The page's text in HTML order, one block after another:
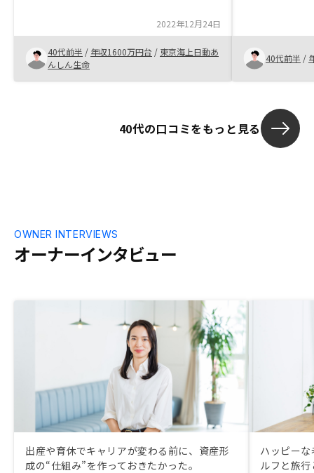
き部屋になってしまうリスクや、漠然とし
た投資への不安が大きいのではないかと思
うので、丁寧に説明を聞けば納得できると
思います。
2022年12月24日
40代前半 / 年収1600万円台 / 東京海上日動あ
んしん生命
う観点を大切
を選定しまし
40代前半 /
40代の口コミをもっと見る
オーナーインタビュー
OWNER INTERVIEWS
出産や育休でキャリアが変わる前に、資産形
成の“仕組み”を作っておきたかった。
ハッピー
ルフと旅